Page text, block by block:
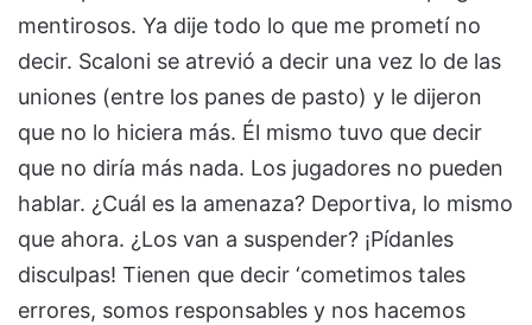
mentirosos. Ya dije todo lo que me prometí no
decir. Scaloni se atrevió a decir una vez lo de las
uniones (entre los panes de pasto) y le dijeron
que no lo hiciera más. Él mismo tuvo que decir
que no diría más nada. Los jugadores no pueden
hablar. ¿Cuál es la amenaza? Deportiva, lo mismo
que ahora. ¿Los van a suspender? ¡Pídanles
disculpas! Tienen que decir ‘cometimos tales
errores, somos responsables y nos hacemos